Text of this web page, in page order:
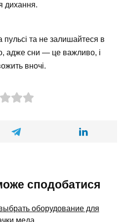
дихання.
та не залишайтеся в
адже сни — це важливо, і
вночі.
сподобатися